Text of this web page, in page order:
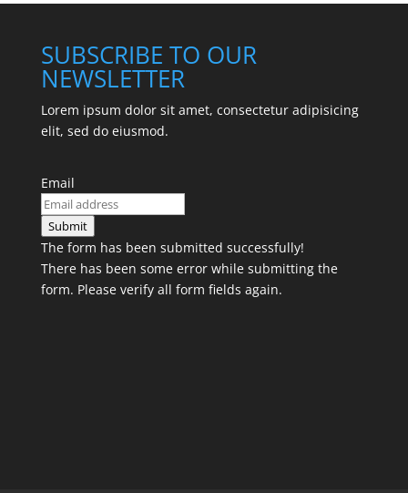
SUBSCRIBE TO OUR
NEWSLETTER
Lorem ipsum dolor sit amet, consectetur adipisicing
elit, sed do eiusmod.
Email
Submit
The form has been submitted successfully!
There has been some error while submitting the
form. Please verify all form fields again.